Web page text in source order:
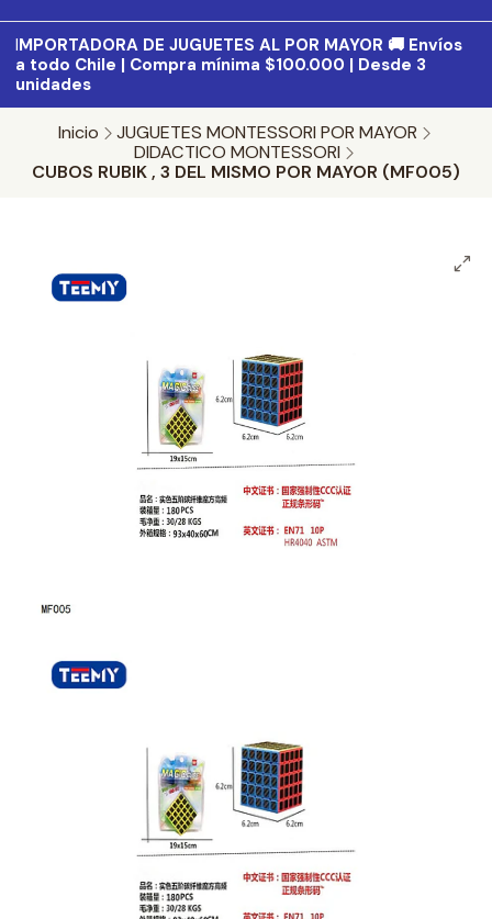
IMPORTADORA DE JUGUETES AL POR MAYOR 🚚 Envíos
a todo Chile | Compra mínima $100.000 | Desde 3
unidades
Inicio
JUGUETES MONTESSORI POR MAYOR
DIDACTICO MONTESSORI
CUBOS RUBIK , 3 DEL MISMO POR MAYOR (MF005)